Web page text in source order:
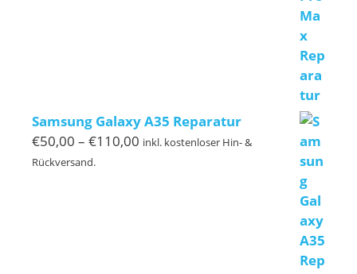
Samsung Galaxy A35 Reparatur
€50,00 – €110,00 Preisspanne:
inkl. kostenloser Hin- &
Rückversand.